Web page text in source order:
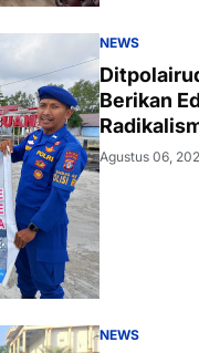
NEWS
Berikan
Agustus 06,
NEWS